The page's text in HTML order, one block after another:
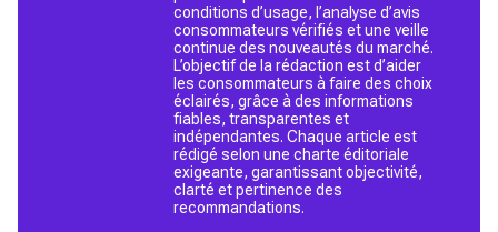
conditions d’usage, l’analyse d’avis
consommateurs vérifiés et une veille
continue des nouveautés du marché.
L’objectif de la rédaction est d’aider
les consommateurs à faire des choix
éclairés, grâce à des informations
fiables, transparentes et
indépendantes. Chaque article est
rédigé selon une charte éditoriale
exigeante, garantissant objectivité,
clarté et pertinence des
recommandations.